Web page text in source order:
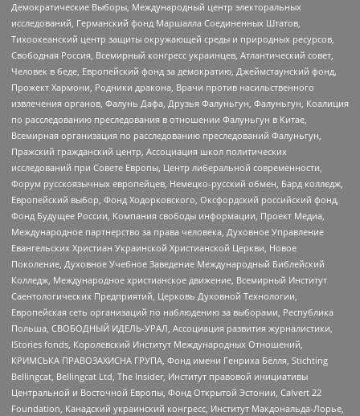
Демократические Выборы, Международный центр электоральных
исследований, Германский фонд Маршалла Соединенных Штатов,
Тихоокеанский центр защиты окружающей среды и природных ресурсов,
Свободная Россия, Всемирный конгресс украинцев, Атлантический совет,
Человек в беде, Европейский фонд за демократию, Джеймстаунский фонд,
Прожект Хармони, Родники дракона, Врачи против насильственного
извлечения органов, Фалунь Дафа, Друзья Фалуньгун, Фалуньгун, Коалиция
по расследованию преследования в отношении Фалуньгун в Китае,
Всемирная организация по расследованию преследований Фалуньгун,
Пражский гражданский центр, Ассоциация школ политических
исследований при Совете Европы, Центр либеральной современности,
Форум русскоязычных европейцев, Немецко-русский обмен, Бард колледж,
Европейский выбор, Фонд Ходорковского, Оксфордский российский фонд,
Фонд Будущее России, Компания свободы информации, Проект Медиа,
Международное партнерство за права человека, Духовное Управление
Евангельских Христиан Украинской Христианской Церкви, Новое
Поколение, Духовное Учебное Заведение Международный Библейский
Колледж, Международное христианское движение, Всемирный Институт
Саентологических Предприятий, Церковь Духовной Технологии,
Европейская сеть организаций по наблюдению за выборами, Республика
Польша, СВОБОДНЫЙ ИДЕЛЬ-УРАЛ, Ассоциация развития журналистики,
IStories fonds, Королевский Институт Международных Отношений,
КРИМСЬКА ПРАВОЗАХИСНА ГРУПА, Фонд имени Генриха Бёлля, Stichting
Bellingcat, Bellingcat Ltd, The Insider, Институт правовой инициативы
Центральной и Восточной Европы, Фонд Открытой Эстонии, Calvert 22
Foundation, Канадский украинский конгресс, Институт Макдональда-Лорье,